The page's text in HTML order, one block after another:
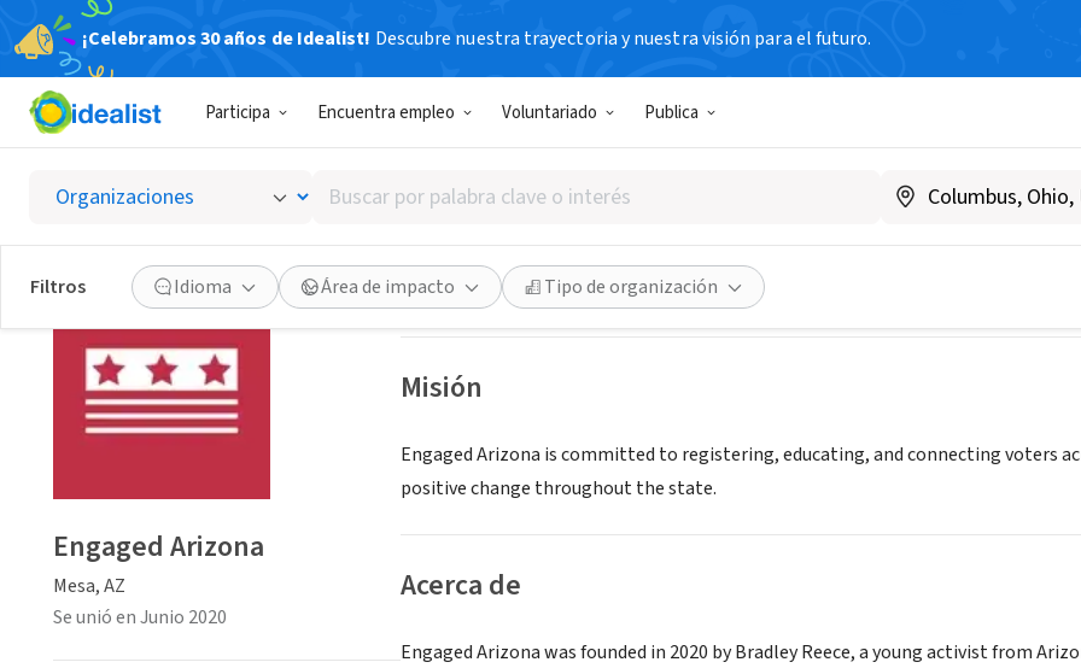
¡Celebramos 30 años de Idealist! Descubre nuestra trayectoria y nuestra visión para el futuro.
Participa Encuentra empleo Voluntariado Publica
Buscar
por
palabra
clave
o
interés
Filtros Idioma Área de impacto Tipo de organización
Engaged Arizona
Mesa, AZ|www.engagedaz.org
Guardar Compartir
Misión
Engaged Arizona is committed to registering, educating, and connecting voters
positive change throughout the state.
Acerca de
Engaged Arizona was founded in 2020 by Bradley Reece, a young activist from
Engaged Arizona
Mesa, AZ
Se unió en Junio 2020